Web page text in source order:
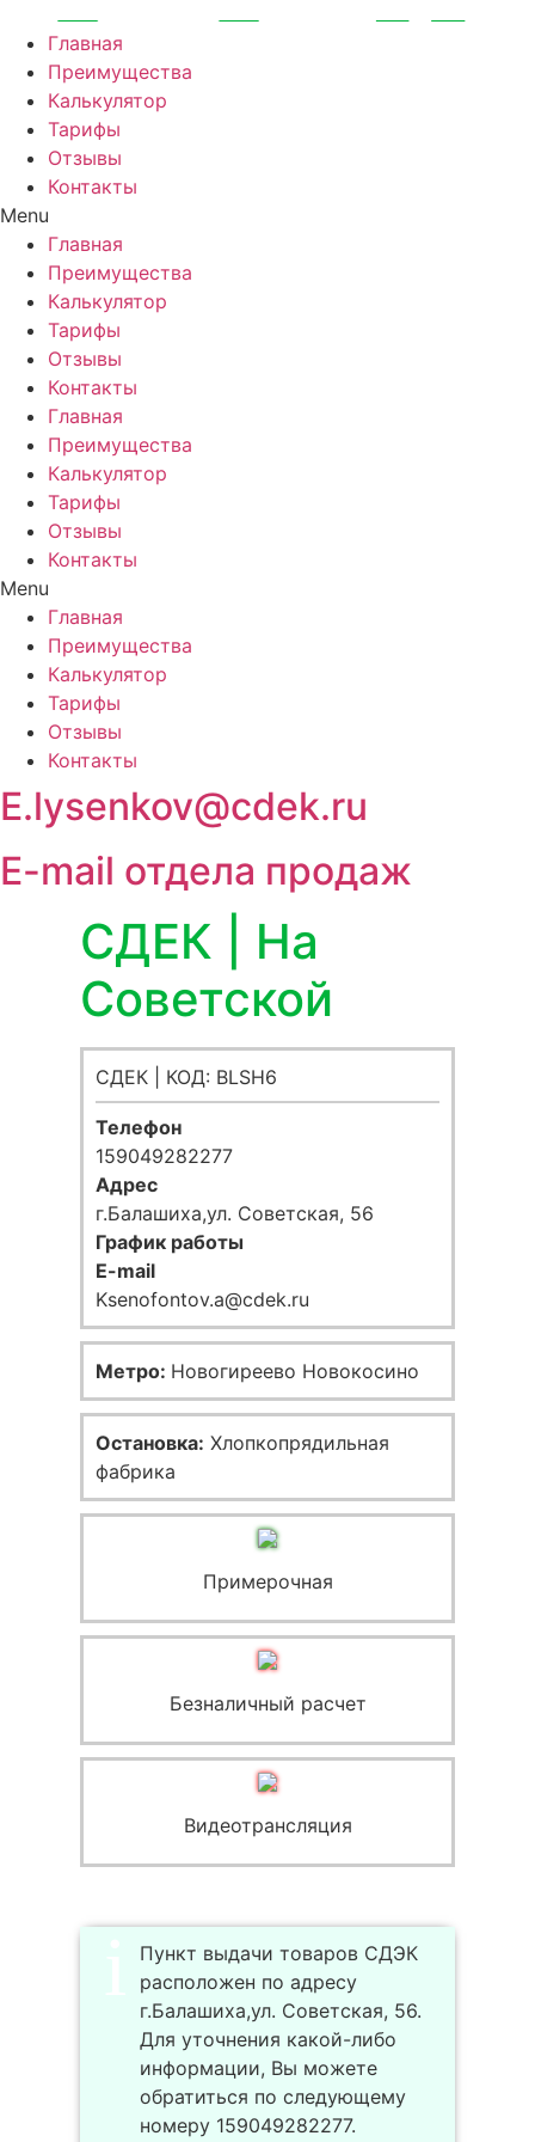
Перейти
содержимому
Главная
Преимущества
Калькулятор
Тарифы
Отзывы
Контакты
Menu
Главная
Преимущества
Калькулятор
Тарифы
Отзывы
Контакты
Главная
Преимущества
Калькулятор
Тарифы
Отзывы
Контакты
Menu
Главная
Преимущества
Калькулятор
Тарифы
Отзывы
Контакты
E.lysenkov@cdek.ru
E-mail отдела продаж
СДЕК | На
Советской
СДЕК | КОД: BLSH6
Телефон
159049282277
Адрес
г.Балашиха,ул. Советская, 56
График работы
E-mail
Ksenofontov.a@cdek.ru
Метро: Новогиреево Новокосино
Остановка: Хлопкопрядильная
фабрика
Примерочная
Безналичный расчет
Видеотрансляция
Пункт выдачи товаров СДЭК
расположен по адресу
г.Балашиха,ул. Советская, 56.
Для уточнения какой-либо
информации, Вы можете
обратиться по следующему
номеру 159049282277.